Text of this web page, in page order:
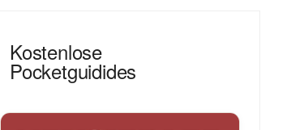
Kostenlose
Pocketguidides